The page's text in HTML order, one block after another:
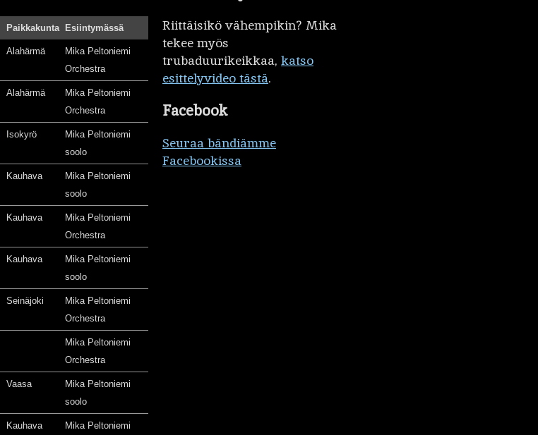
Paikkakunta Esiintymässä
Alahärmä
Mika Peltoniemi
Orchestra
Alahärmä
Mika Peltoniemi
Orchestra
Isokyrö
Mika Peltoniemi
soolo
Kauhava
Mika Peltoniemi
soolo
Kauhava
Mika Peltoniemi
Orchestra
Kauhava
Mika Peltoniemi
soolo
Seinäjoki
Mika Peltoniemi
Orchestra
Mika Peltoniemi
Orchestra
Vaasa
Mika Peltoniemi
soolo
Kauhava
Mika Peltoniemi
Riittäisikö vähempikin? Mika
tekee myös
trubaduurikeikkaa, katso
esittelyvideo tästä.
Facebook
Seuraa bändiämme
Facebookissa